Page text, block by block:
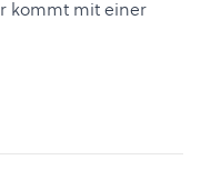
kommt mit einer